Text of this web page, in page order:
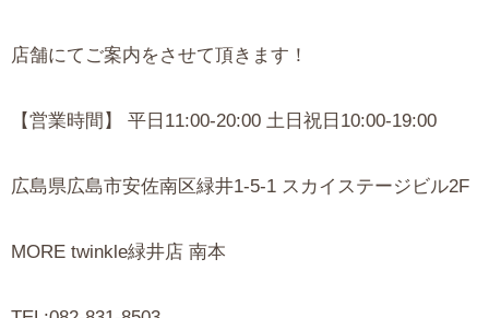
店舗にてご案内をさせて頂きます！
【営業時間】 平日11:00-20:00 土日祝日10:00-19:00
広島県広島市安佐南区緑井1-5-1 スカイステージビル2F
MORE twinkle緑井店 南本